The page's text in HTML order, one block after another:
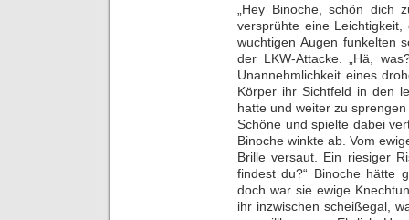
„Hey Binoche, schön dich
versprühte eine
wuchtigen Augen funkelten
der LKW-Attacke. „Hä,
Unannehmlichkeit eines
Körper ihr Sichtfeld in den
hatte und weiter zu
Schöne und spielte dabei
Binoche winkte ab. Vom
Brille versaut. Ein riesiger
findest du?“ Binoche hätte
doch war sie ewige
ihr inzwischen scheißegal,